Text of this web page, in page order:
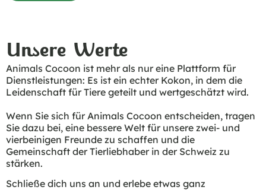
Unsere Werte
Animals Cocoon ist mehr als nur eine Plattform für
Dienstleistungen: Es ist ein echter Kokon, in dem die
Leidenschaft für Tiere geteilt und wertgeschätzt wird.
Wenn Sie sich für Animals Cocoon entscheiden, tragen
Sie dazu bei, eine bessere Welt für unsere zwei- und
vierbeinigen Freunde zu schaffen und die
Gemeinschaft der Tierliebhaber in der Schweiz zu
stärken.
Schließe dich uns an und erlebe etwas ganz